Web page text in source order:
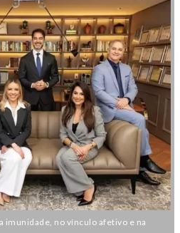
imunidade, no vínculo afetivo e na